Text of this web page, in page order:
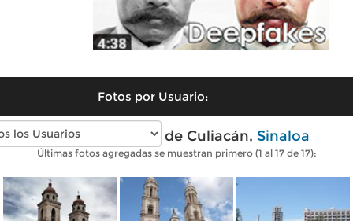
Fotos por Usuario:
Fotos modernas de Culiacán, Sinaloa
Últimas fotos agregadas se muestran primero (1 al 17 de 17):